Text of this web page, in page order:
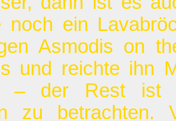
noch ein
Asmodis on
und reichte ihn
– der Rest ist
zu